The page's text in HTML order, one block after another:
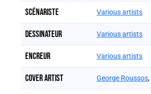
Scénariste Various artists
Dessinateur Various artists
Encreur Various artists
Cover artist George Roussos,